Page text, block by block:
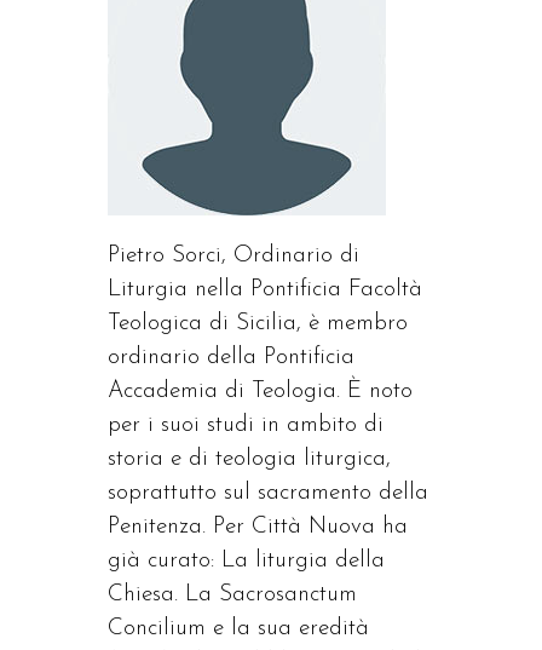
Pietro Sorci, Ordinario di
Liturgia nella Pontificia Facoltà
Teologica di Sicilia, è membro
ordinario della Pontificia
Accademia di Teologia. È noto
per i suoi studi in ambito di
storia e di teologia liturgica,
soprattutto sul sacramento della
Penitenza. Per Città Nuova ha
già curato: La liturgia della
Chiesa. La Sacrosanctum
Concilium e la sua eredità